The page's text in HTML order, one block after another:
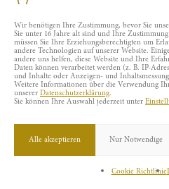
Wir benötigen Ihre Zustimmung, bevor Sie
Sie unter 16 Jahre alt sind und Ihre
müssen Sie Ihre Erziehungsberechtigten um
andere Technologien auf unserer Website.
andere uns helfen, diese Website und Ihre
Daten können verarbeitet werden (z. B. IP-
und Inhalte oder Anzeigen- und
Weitere Informationen über die Verwendung
unserer Datenschutzerklärung.
Sie können Ihre Auswahl jederzeit unter
Alle akzeptieren Nur Notwendige
Cookie Richtlinie
Impressum